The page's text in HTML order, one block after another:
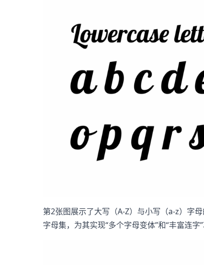
第2张图展示了大写（A-Z）与小写（a-z）字
字母集，为其实现“多个字母变体”和“丰富连